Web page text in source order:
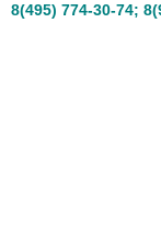
8(495) 774-30-74;